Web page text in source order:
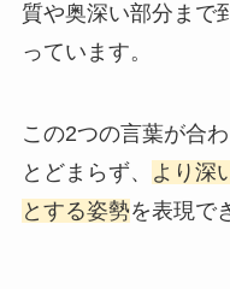
質や奥深い部分まで
っています。
この2つの言葉が合
とどまらず、
より深
とする姿勢を表現で